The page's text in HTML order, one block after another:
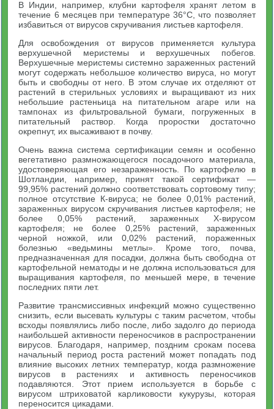
В Индии, например, клубни картофеля хранят летом в
течение 6 месяцев при температуре 36°С, что позволяет
избавиться от вирусов скручивания листьев картофеля.
Для освобождения от вирусов применяется культура
верхушечной меристемы и верхушечных побегов.
Верхушечные меристемы системно зараженных растений
могут содержать небольшое количество вируса, но могут
быть и свободны от него. В этом случае их отделяют от
растений в стерильных условиях и выращивают из них
небольшие растеньица на питательном агаре или на
тампонах из фильтровальной бумаги, погруженных в
питательный раствор. Когда проростки достаточно
окрепнут, их высаживают в почву.
Очень важна система сертификации семян и особенно
вегетативно размножающегося посадочного материала,
удостоверяющая его незараженность. По картофелю в
Шотландии, например, принят такой сертификат —
99,95% растений должно соответствовать сортовому типу;
полное отсутствие К-вируса; не более 0,01% растений,
зараженных вирусом скручивания листьев картофеля; не
более 0,05% растений, зараженных X-вирусом
картофеля; не более 0,25% растений, зараженных
черной ножкой, или 0,02% растений, пораженных
болезнью «ведьмины метлы». Кроме того, почва,
предназначенная для посадки, должна быть свободна от
картофельной нематоды и не должна использоваться для
выращивания картофеля, по меньшей мере, в течение
последних пяти лет.
Развитие трансмиссивных инфекций можно существенно
снизить, если высевать культуры с таким расчетом, чтобы
всходы появлялись либо после, либо задолго до периода
наибольшей активности переносчиков в распространении
вирусов. Благодаря, например, поздним срокам посева
начальный период роста растений может попадать под
влияние высоких летних температур, когда размножение
вирусов в растениях и активность переносчиков
подавляются. Этот прием используется в борьбе с
вирусом штриховатой карликовости кукурузы, которая
переносится цикадами.